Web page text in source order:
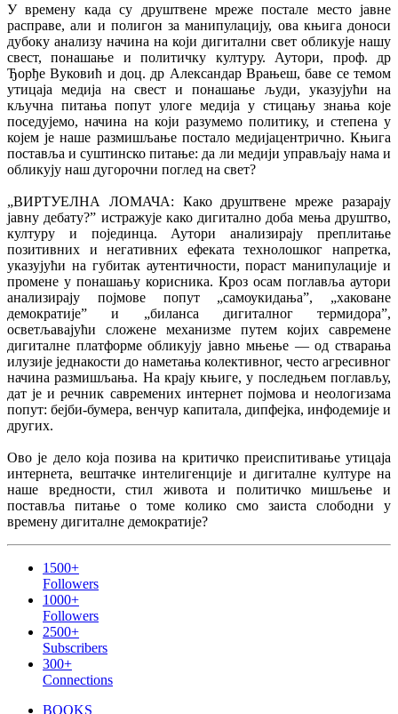
У времену када су друштвене мреже постале место јавне
расправе, али и полигон за манипулацију, ова књига доноси
дубоку анализу начина на који дигитални свет обликује нашу
свест, понашање и политичку културу. Аутори, проф. др
Ђорђе Вуковић и доц. др Александар Врањеш, баве се темом
утицаја медија на свест и понашање људи, указујући на
кључна питања попут улоге медија у стицању знања које
поседујемо, начина на који разумемо политику, и степена у
којем је наше размишљање постало медијацентрично. Књига
поставља и суштинско питање: да ли медији управљају нама и
обликују наш дугорочни поглед на свет?
„ВИРТУЕЛНА ЛОМАЧА: Како друштвене мреже разарају
јавну дебату?” истражује како дигитално доба мења друштво,
културу и појединца. Аутори анализирају преплитање
позитивних и негативних ефеката технолошког напретка,
указујући на губитак аутентичности, пораст манипулације и
промене у понашању корисника. Кроз осам поглавља аутори
анализирају појмове попут „самоукидања”, „хаковане
демократије” и „биланса дигиталног термидора”,
осветљавајући сложене механизме путем којих савремене
дигиталне платформе обликују јавно мњење — од стварања
илузије једнакости до наметања колективног, често агресивног
начина размишљања. На крају књиге, у последњем поглављу,
дат је и речник савремених интернет појмова и неологизама
попут: бејби-бумера, венчур капитала, дипфејка, инфодемије и
других.
Ово је дело која позива на критичко преиспитивање утицаја
интернета, вештачке интелигенције и дигиталне културе на
наше вредности, стил живота и политичко мишљење и
поставља питање о томе колико смо заиста слободни у
времену дигиталне демократијe?
1500+
Followers
1000+
Followers
2500+
Subscribers
300+
Connections
BOOKS